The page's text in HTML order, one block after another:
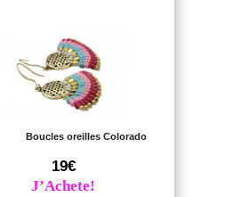
Boucles oreilles Colorado
19€
J’Achete!